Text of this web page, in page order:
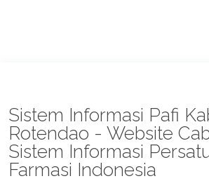
Sistem Informasi Pafi
Rotendao - Website
Sistem Informasi
Farmasi Indonesia